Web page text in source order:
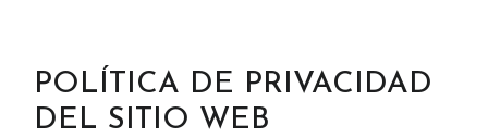
POLÍTICA DE PRIVACIDAD
DEL SITIO WEB